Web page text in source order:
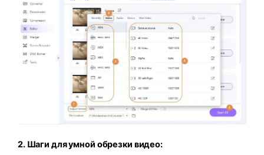
2. Шаги для умной обрезки видео: